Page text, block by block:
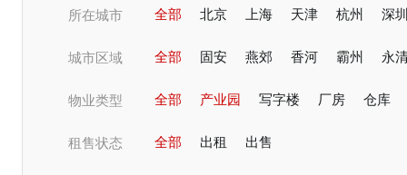
所在城市 全部 北京 上海 天津 杭州 深
潍坊 青岛 烟台 无锡 蚌埠 东
淄博 郑州 开封 商丘 洛阳 邢
温州 锦阳 常州
城市区域 全部 固安 燕郊 香河 霸州 永
物业类型 全部 产业园 写字楼 厂房 仓库
租售状态 全部 出租 出售